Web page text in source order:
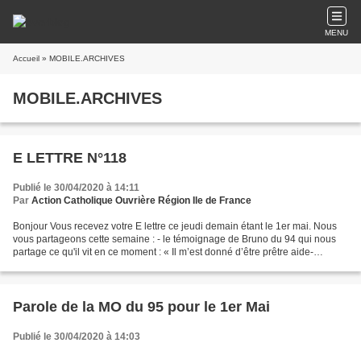
MENU
Accueil » MOBILE.ARCHIVES
MOBILE.ARCHIVES
E LETTRE N°118
Publié le 30/04/2020 à 14:11
Par Action Catholique Ouvrière Région Ile de France
Bonjour Vous recevez votre E lettre ce jeudi demain étant le 1er mai. Nous
vous partageons cette semaine : - le témoignage de Bruno du 94 qui nous
partage ce qu'il vit en ce moment : « Il m’est donné d’être prêtre aide-
Parole de la MO du 95 pour le 1er Mai
Publié le 30/04/2020 à 14:03